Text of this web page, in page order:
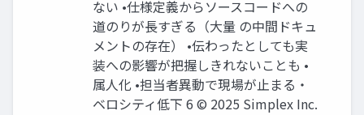
ない •仕様定義からソースコードへの
道のりが長すぎる（大量 の中間ドキュ
メントの存在） •伝わったとしても実
装への影響が把握しきれないことも •
属人化 •担当者異動で現場が止まる・
ベロシティ低下 6 © 2025 Simplex Inc.